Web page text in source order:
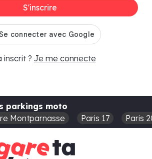
S'inscrire
inscrit ? Je me connecte
parkings moto
Montparnasse Paris 17 Paris